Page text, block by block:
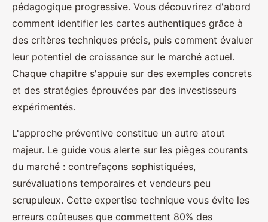
pédagogique progressive. Vous découvrirez d'abord
comment identifier les cartes authentiques grâce à
des critères techniques précis, puis comment évaluer
leur potentiel de croissance sur le marché actuel.
Chaque chapitre s'appuie sur des exemples concrets
et des stratégies éprouvées par des investisseurs
expérimentés.
L'approche préventive constitue un autre atout
majeur. Le guide vous alerte sur les pièges courants
du marché : contrefaçons sophistiquées,
surévaluations temporaires et vendeurs peu
scrupuleux. Cette expertise technique vous évite les
erreurs coûteuses que commettent 80% des